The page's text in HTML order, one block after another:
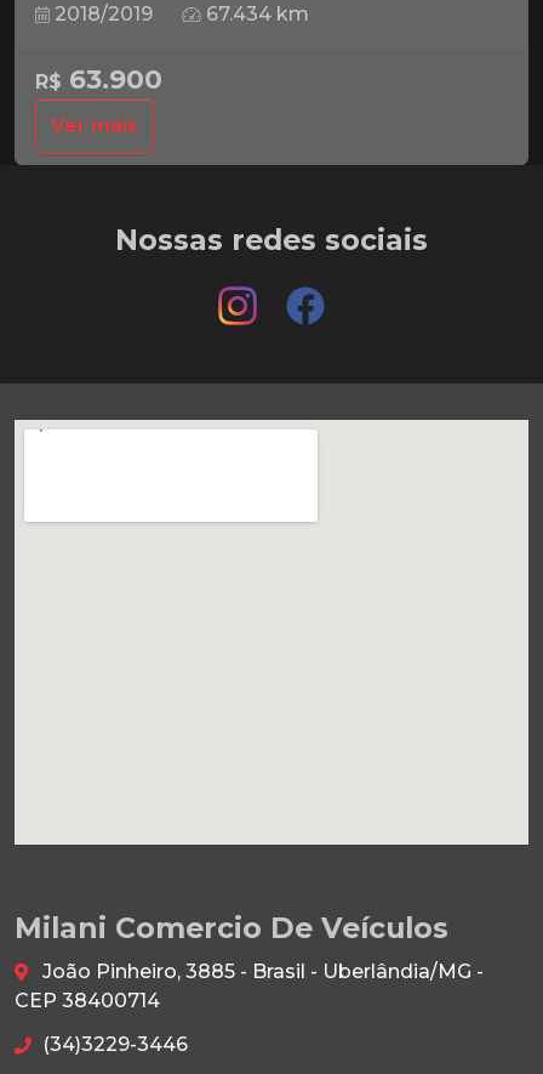
2018/2019 67.434 km
R$ 63.900
Ver mais
Nossas redes sociais
Milani Comercio De Veículos
João Pinheiro, 3885 - Brasil - Uberlândia/MG -
CEP 38400714
(34)3229-3446